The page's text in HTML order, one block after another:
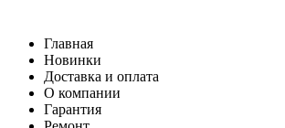
Главная
Новинки
Доставка и оплата
О компании
Гарантия